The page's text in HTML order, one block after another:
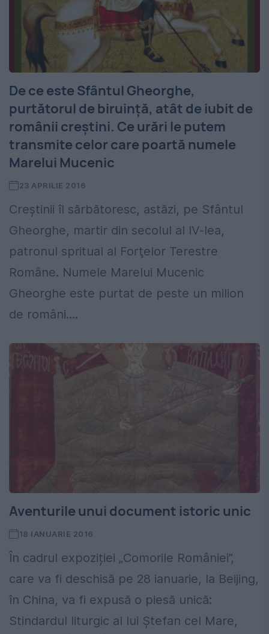
De ce este Sfântul Gheorghe,
purtătorul de biruință, atât de iubit de
românii creștini. Ce urări le putem
transmite celor care poartă numele
Marelui Mucenic
23 APRILIE 2016
Creştinii îl sărbătoresc, astăzi, pe Sfântul
Gheorghe, martir din secolul al IV-lea,
patronul spritual al Forţelor Terestre
Române. Numele Marelui Mucenic
Gheorghe este purtat de peste un milion
de români....
Aventurile unui document istoric unic
18 IANUARIE 2016
În cadrul expoziției „Comorile României”,
care va fi deschisă pe 28 ianuarie, la Beijing,
în China, va fi expusă o piesă unică:
Stindardul liturgic al lui Ştefan cel Mare,